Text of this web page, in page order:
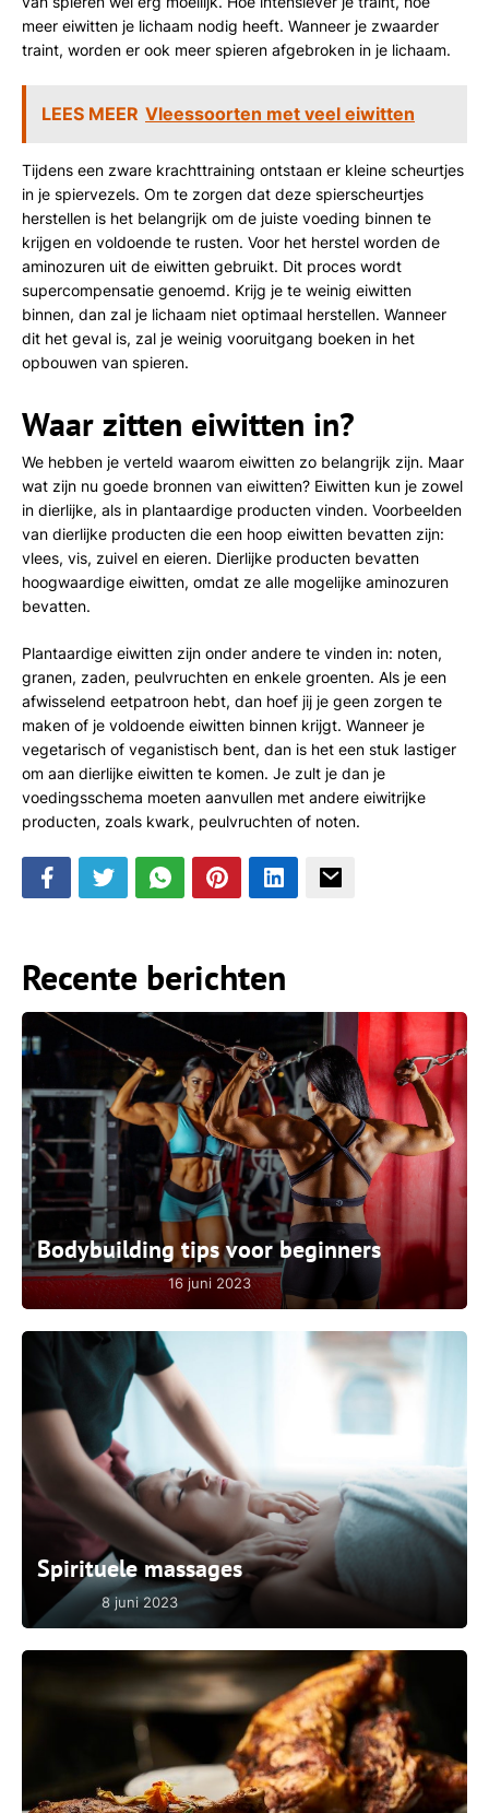
meer eiwitten je lichaam nodig heeft. Wanneer je zwaarder
traint, worden er ook meer spieren afgebroken in je lichaam.
LEES MEER Vleessoorten met veel eiwitten
Tijdens een zware krachttraining ontstaan er kleine scheurtjes
in je spiervezels. Om te zorgen dat deze spierscheurtjes
herstellen is het belangrijk om de juiste voeding binnen te
krijgen en voldoende te rusten. Voor het herstel worden de
aminozuren uit de eiwitten gebruikt. Dit proces wordt
supercompensatie genoemd. Krijg je te weinig eiwitten
binnen, dan zal je lichaam niet optimaal herstellen. Wanneer
dit het geval is, zal je weinig vooruitgang boeken in het
opbouwen van spieren.
Waar zitten eiwitten in?
We hebben je verteld waarom eiwitten zo belangrijk zijn. Maar
wat zijn nu goede bronnen van eiwitten? Eiwitten kun je zowel
in dierlijke, als in plantaardige producten vinden. Voorbeelden
van dierlijke producten die een hoop eiwitten bevatten zijn:
vlees, vis, zuivel en eieren. Dierlijke producten bevatten
hoogwaardige eiwitten, omdat ze alle mogelijke aminozuren
bevatten.
Plantaardige eiwitten zijn onder andere te vinden in: noten,
granen, zaden, peulvruchten en enkele groenten. Als je een
afwisselend eetpatroon hebt, dan hoef jij je geen zorgen te
maken of je voldoende eiwitten binnen krijgt. Wanneer je
vegetarisch of veganistisch bent, dan is het een stuk lastiger
om aan dierlijke eiwitten te komen. Je zult je dan je
voedingsschema moeten aanvullen met andere eiwitrijke
producten, zoals kwark, peulvruchten of noten.
Recente berichten
Bodybuilding tips voor beginners
16 juni 2023
Spirituele massages
8 juni 2023